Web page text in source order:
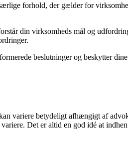
forhold, der gælder for
din virksomheds mål og
beslutninger og beskytter
variere betydeligt afhængigt af
Det er altid en god idé at